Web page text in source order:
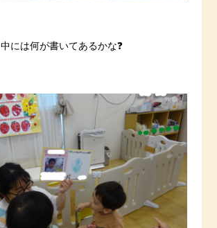
中には何が書いてあるかな❓